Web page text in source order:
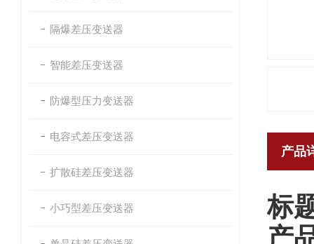
隔爆差压变送器
智能差压变送器
防爆型压力变送器
电容式差压变送器
扩散硅差压变送器
小巧型差压变送器
产品
标
产